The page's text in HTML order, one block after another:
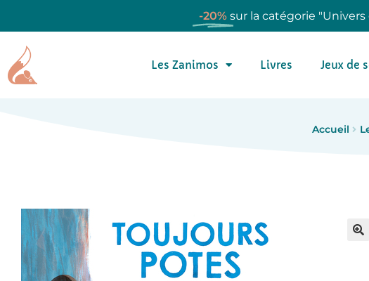
-20% sur la catégorie
Les Zanimos Livres Jeux de
Accueil